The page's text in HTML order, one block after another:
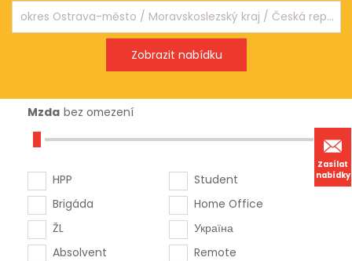
Zasílat
nabídky
Mzda bez omezení
HPP
Brigáda
ŽL
Absolvent
Student
Home Office
Україна
Remote